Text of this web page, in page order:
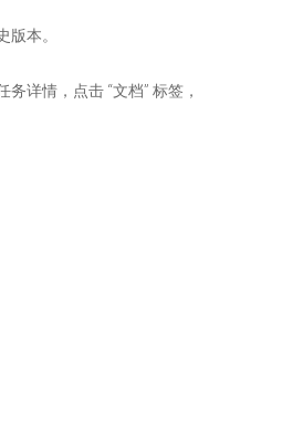
本。
详情，点击 “文档” 标签，